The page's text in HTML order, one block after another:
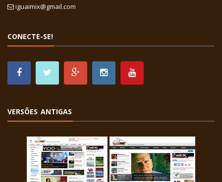
iguaimix@gmail.com
CONECTE-SE!
VERSÕES ANTIGAS